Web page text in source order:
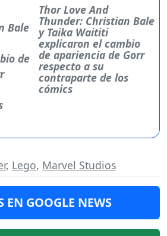
Thor Love And
Thunder: Christian Bale
y Taika Waititi
explicaron el cambio
de apariencia de Gorr
respecto a su
contraparte de los
cómics
, Lego, Marvel Studios
EN GOOGLE NEWS